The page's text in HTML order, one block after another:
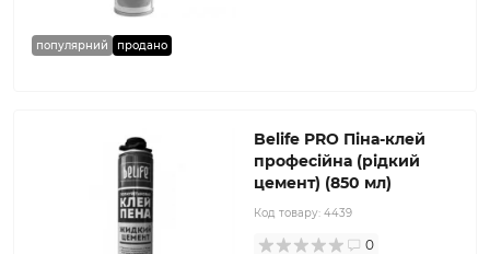
популярний продано
Belife PRO Піна-клей
професійна (рідкий
цемент) (850 мл)
Код товару: 4439
0